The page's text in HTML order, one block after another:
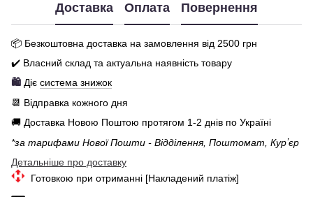
Доставка Оплата Повернення
📦 Безкоштовна доставка на замовлення від 2500 грн
✔️ Власний склад та актуальна наявність товару
🛍️ Діє система знижок
📆 Відправка кожного дня
🚚 Доставка Новою Поштою протягом 1-2 днів по Україні
*за тарифами Нової Пошти - Відділення, Поштомат, Курʼєр
Детальніше про доставку
Готовкою при отриманні [Накладений платіж]